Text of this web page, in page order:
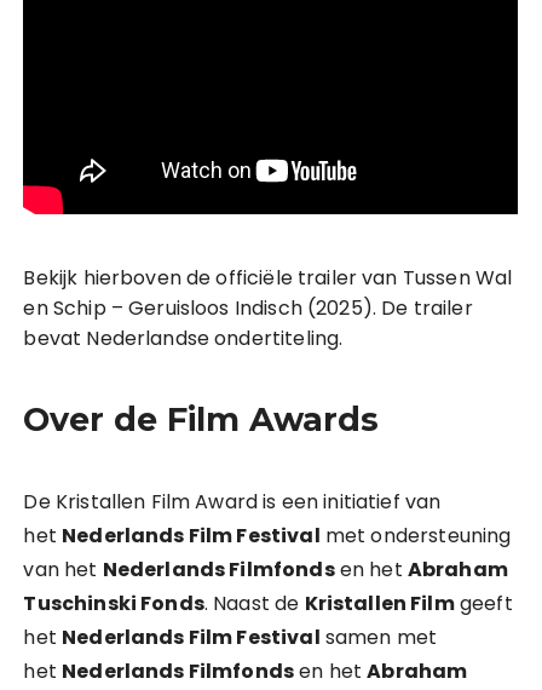
Bekijk hierboven de officiële trailer van Tussen Wal
en Schip – Geruisloos Indisch (2025). De trailer
bevat Nederlandse ondertiteling.
Over de Film Awards
De Kristallen Film Award is een initiatief van
het Nederlands Film Festival met ondersteuning
van het Nederlands Filmfondsen het Abraham
Tuschinski Fonds. Naast de Kristallen Filmgeeft
het Nederlands Film Festival samen met
het Nederlands Filmfondsen hetAbraham